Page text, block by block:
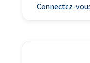
Connectez-